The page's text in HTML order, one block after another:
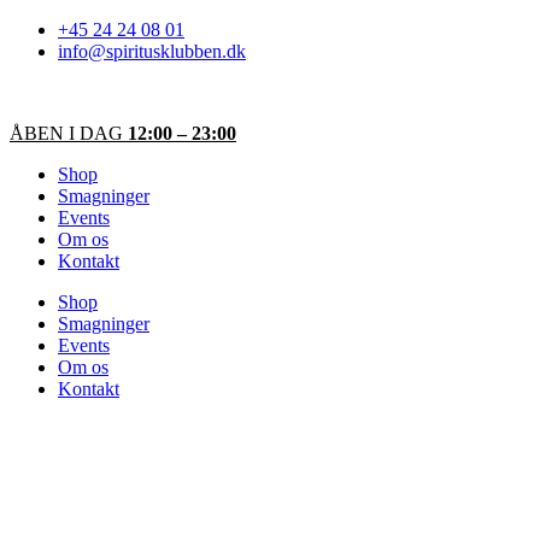
Videre+45 24 24 08 01
info@spiritusklubben.dk
ÅBEN I DAG 12:00 – 23:00
Shop
Smagninger
Events
Om os
Kontakt
Shop
Smagninger
Events
Om os
Kontakt